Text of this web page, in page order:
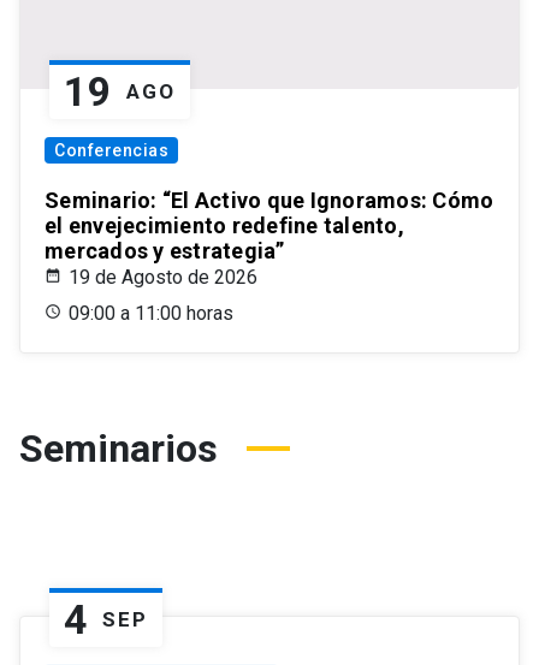
19 AGO
Conferencias
Seminario: “El Activo que Ignoramos: Cómo
el envejecimiento redefine talento,
mercados y estrategia”
19 de Agosto de 2026
09:00 a 11:00 horas
Seminarios
4 SEP